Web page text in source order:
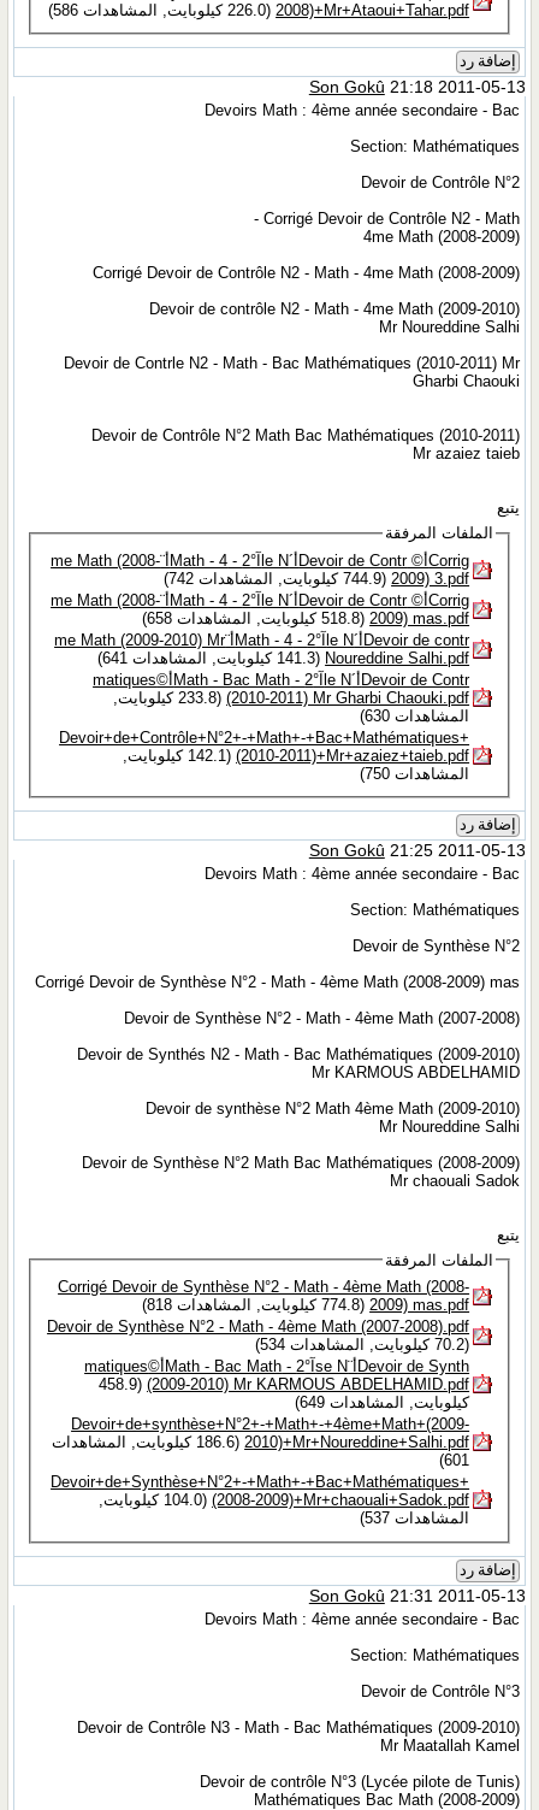
2008)+Mr+Ataoui+Tahar.pdf‏(226.0 كيلوبايت, المشاهدات 586)
إضافة رد
Son Gokû 21:18 2011-05-13
Devoirs Math : 4ème année secondaire - Bac
Section: Mathématiques
Devoir de Contrôle N°2
Corrigé Devoir de Contrôle N2 - Math -
4me Math (2008-2009)
Corrigé Devoir de Contrôle N2 - Math - 4me Math (2008-2009)
Devoir de contrôle N2 - Math - 4me Math (2009-2010)
Mr Noureddine Salhi
Devoir de Contrle N2 - Math - Bac Mathématiques (2010-2011) Mr
Gharbi Chaouki
Devoir de Contrôle N°2 Math Bac Mathématiques (2010-2011)
Mr azaiez taieb
يتبع
الملفات المرفقة
Corrigأ© Devoir de Contrأ´le Nآ°2 - Math - 4أ¨me Math (2008-
2009) 3.pdf‏ (744.9 كيلوبايت, المشاهدات 742)
Corrigأ© Devoir de Contrأ´le Nآ°2 - Math - 4أ¨me Math (2008-
2009) mas.pdf‏ (518.8 كيلوبايت, المشاهدات 658)
Devoir de contrأ´le Nآ°2 - Math - 4أ¨me Math (2009-2010) Mr
Noureddine Salhi.pdf‏ (141.3 كيلوبايت, المشاهدات 641)
Devoir de Contrأ´le Nآ°2 - Math - Bac Mathأ©matiques
(2010-2011) Mr Gharbi Chaouki.pdf‏
(233.8 كيلوبايت,
المشاهدات 630)
Devoir+de+Contrôle+N°2+-+Math+-+Bac+Mathématiques+
(2010-2011)+Mr+azaiez+taieb.pdf‏
(142.1 كيلوبايت,
المشاهدات 750)
إضافة رد
Son Gokû 21:25 2011-05-13
Devoirs Math : 4ème année secondaire - Bac
Section: Mathématiques
Devoir de Synthèse N°2
Corrigé Devoir de Synthèse N°2 - Math - 4ème Math (2008-2009) mas
Devoir de Synthèse N°2 - Math - 4ème Math (2007-2008)
Devoir de Synthés N2 - Math - Bac Mathématiques (2009-2010)
Mr KARMOUS ABDELHAMID
Devoir de synthèse N°2 Math 4ème Math (2009-2010)
Mr Noureddine Salhi
Devoir de Synthèse N°2 Math Bac Mathématiques (2008-2009)
Mr chaouali Sadok
يتبع
الملفات المرفقة
Corrigé Devoir de Synthèse N°2 - Math - 4ème Math (2008-
2009) mas.pdf‏(774.8 كيلوبايت, المشاهدات 818)
Devoir de Synthèse N°2 - Math - 4ème Math (2007-2008).pdf‏
(70.2 كيلوبايت, المشاهدات 534)
Devoir de Synthأ¨se Nآ°2 - Math - Bac Mathأ©matiques
(2009-2010) Mr KARMOUS ABDELHAMID.pdf‏
(458.9
كيلوبايت, المشاهدات 649)
Devoir+de+synthèse+N°2+-+Math+-+4ème+Math+(2009-
2010)+Mr+Noureddine+Salhi.pdf‏
(186.6 كيلوبايت, المشاهدات
601)
Devoir+de+Synthèse+N°2+-+Math+-+Bac+Mathématiques+
(2008-2009)+Mr+chaouali+Sadok.pdf‏
(104.0 كيلوبايت,
المشاهدات 537)
إضافة رد
Son Gokû 21:31 2011-05-13
Devoirs Math : 4ème année secondaire - Bac
Section: Mathématiques
Devoir de Contrôle N°3
Devoir de Contrôle N3 - Math - Bac Mathématiques (2009-2010)
Mr Maatallah Kamel
Devoir de contrôle N°3 (Lycée pilote de Tunis)
Mathématiques Bac Math (2008-2009)